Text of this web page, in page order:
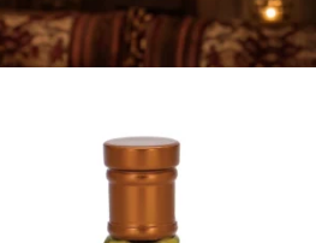
الرئيسية/ منتجات تحت الوسم “خصم 20%”